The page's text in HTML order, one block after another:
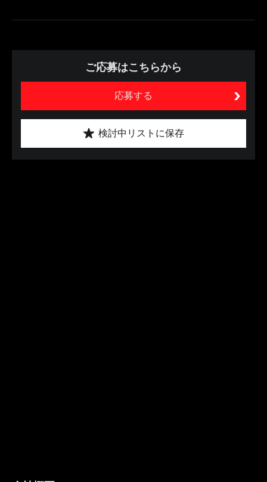
ご応募はこちらから
応募する
検討中リストに保存